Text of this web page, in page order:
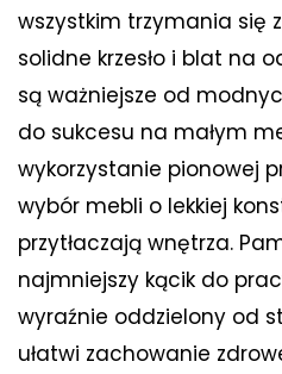
wszystkim trzymania się
solidne krzesło i blat na
są ważniejsze od
do sukcesu na małym
wykorzystanie pionowej
wybór mebli o lekkiej
przytłaczają wnętrza.
najmniejszy kącik do
wyraźnie oddzielony od
ułatwi zachowanie